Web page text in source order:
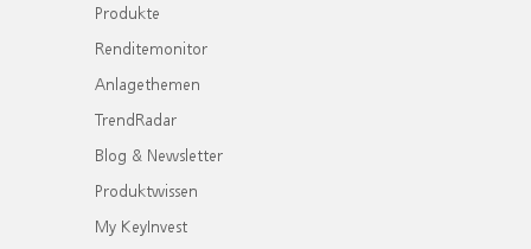
Produkte
Renditemonitor
Anlagethemen
TrendRadar
Blog & Newsletter
Produktwissen
My KeyInvest